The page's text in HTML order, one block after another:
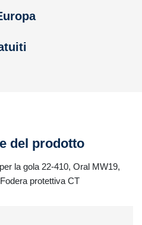
del prodotto
la gola 22-410, Oral MW19,
protettiva CT